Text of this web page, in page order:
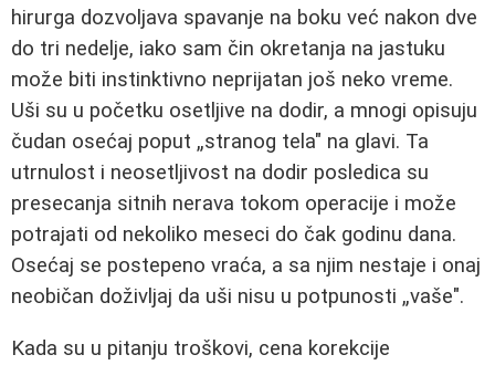
hirurga dozvoljava spavanje na boku već nakon dve
do tri nedelje, iako sam čin okretanja na jastuku
može biti instinktivno neprijatan još neko vreme.
Uši su u početku osetljive na dodir, a mnogi opisuju
čudan osećaj poput „stranog tela" na glavi. Ta
utrnulost i neosetljivost na dodir posledica su
presecanja sitnih nerava tokom operacije i može
potrajati od nekoliko meseci do čak godinu dana.
Osećaj se postepeno vraća, a sa njim nestaje i onaj
neobičan doživljaj da uši nisu u potpunosti „vaše".
Kada su u pitanju troškovi, cena korekcije